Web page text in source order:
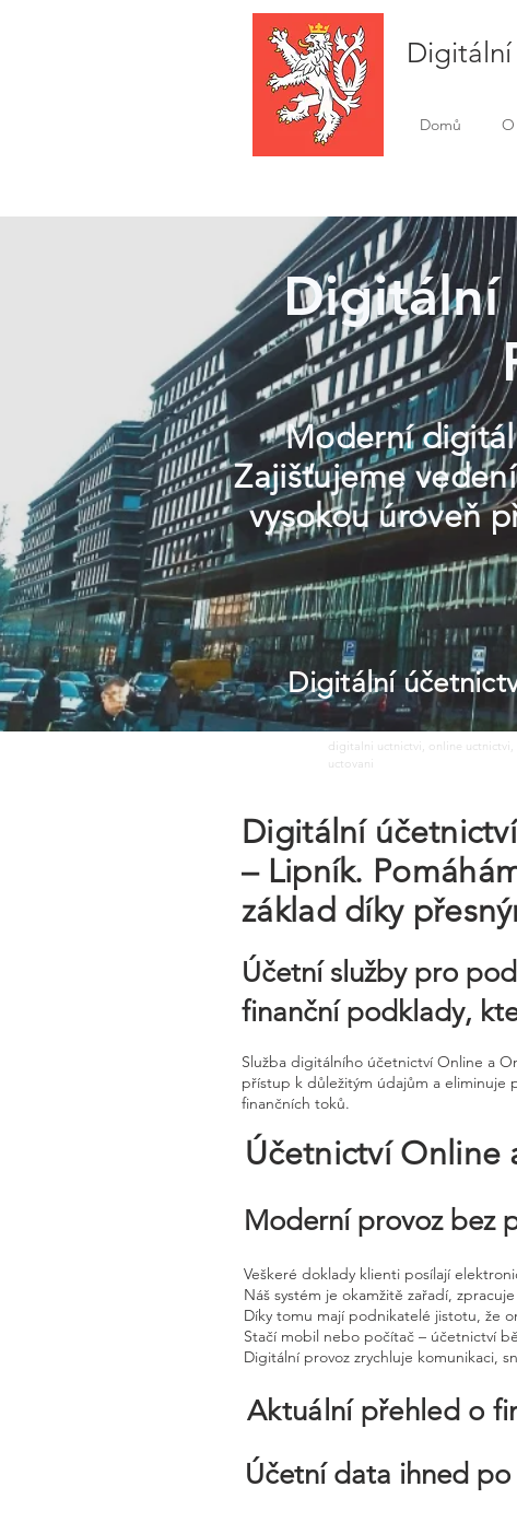
Domů
Digitální
Moderní
Zajišťujeme
vysokou úroveň
Digitální
digitalni uctnictvi, online
uctovani
Digitální
– Lipník.
základ díky
Účetní služby pro
finanční podklady,
Služba digitálního účetnictví Online a
přístup k důležitým údajům a eliminuje
finančních toků.
Účetnictví Online
Moderní provoz bez
Veškeré doklady klienti posílají
Náš systém je okamžitě zařadí,
Díky tomu mají podnikatelé jistotu, že
Stačí mobil nebo počítač – účetnictví
Digitální provoz zrychluje komunikaci,
Aktuální přehled o
Účetní data ihned